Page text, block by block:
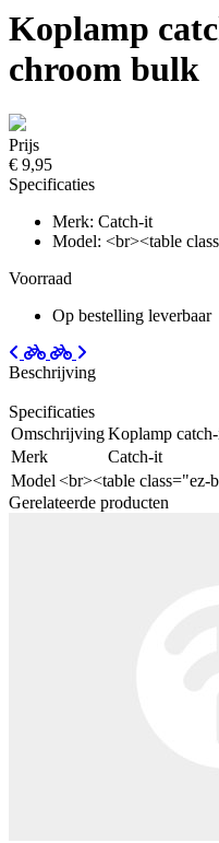
Koplamp
chroom bulk
Prijs
€ 9,95
Specificaties
Merk: Catch-it
Model: <br><table
Voorraad
Op bestelling leverbaar
Beschrijving
Specificaties
OmschrijvingKoplamp
Merk
Catch-it
Model <br><table class="ez-
Gerelateerde producten